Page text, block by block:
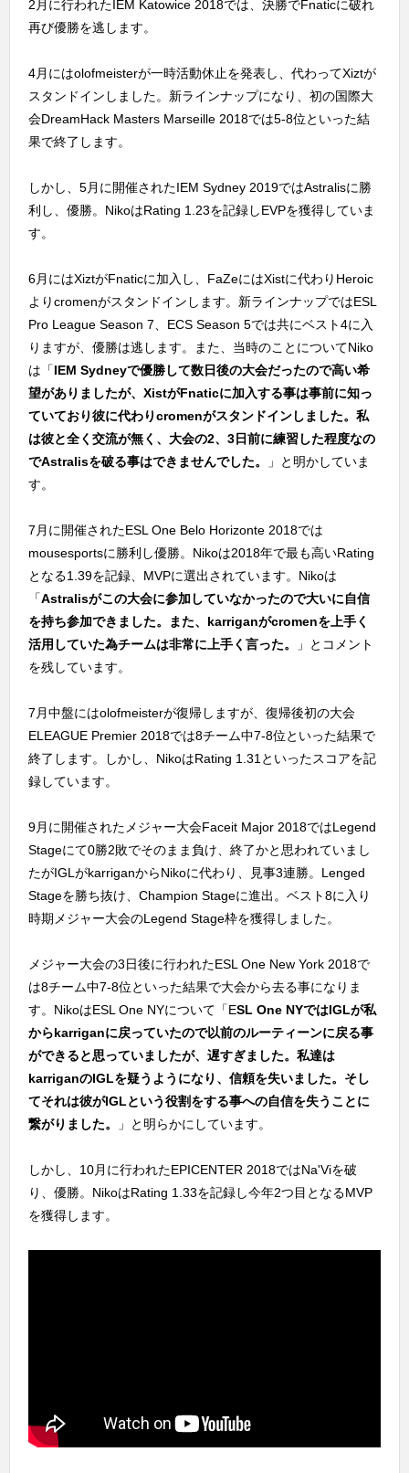
2月に行われたIEM Katowice 2018では、決勝でFnaticに破れ
再び優勝を逃します。
4月にはolofmeisterが一時活動休止を発表し、代わってXiztが
スタンドインしました。新ラインナップになり、初の国際大
会DreamHack Masters Marseille 2018では5-8位といった結
果で終了します。
しかし、5月に開催されたIEM Sydney 2019ではAstralisに勝
利し、優勝。NikoはRating 1.23を記録しEVPを獲得していま
す。
6月にはXiztがFnaticに加入し、FaZeにはXistに代わりHeroic
よりcromenがスタンドインします。新ラインナップではESL
Pro League Season 7、ECS Season 5では共にベスト4に入
りますが、優勝は逃します。また、当時のことについてNiko
は「IEM Sydneyで優勝して数日後の大会だったので高い希
望がありましたが、XistがFnaticに加入する事は事前に知っ
ていており彼に代わりcromenがスタンドインしました。私
は彼と全く交流が無く、大会の2、3日前に練習した程度なの
でAstralisを破る事はできませんでした。
」と明かしていま
す。
7月に開催されたESL One Belo Horizonte 2018では
mousesportsに勝利し優勝。Nikoは2018年で最も高いRating
となる1.39を記録、MVPに選出されています。Nikoは
「Astralisがこの大会に参加していなかったので大いに自信
を持ち参加できました。また、karriganがcromenを上手く
活用していた為チームは非常に上手く言った。
」とコメント
を残しています。
7月中盤にはolofmeisterが復帰しますが、復帰後初の大会
ELEAGUE Premier 2018では8チーム中7-8位といった結果で
終了します。しかし、NikoはRating 1.31といったスコアを記
録しています。
9月に開催されたメジャー大会Faceit Major 2018ではLegend
Stageにて0勝2敗でそのまま負け、終了かと思われていまし
たがIGLがkarriganからNikoに代わり、見事3連勝。Lenged
Stageを勝ち抜け、Champion Stageに進出。ベスト8に入り
時期メジャー大会のLegend Stage枠を獲得しました。
メジャー大会の3日後に行われたESL One New York 2018で
は8チーム中7-8位といった結果で大会から去る事になりま
す。NikoはESL One NYについて「ESL One NYではIGLが私
からkarriganに戻っていたので以前のルーティーンに戻る事
ができると思っていましたが、遅すぎました。私達は
karriganのIGLを疑うようになり、信頼を失いました。そし
てそれは彼がIGLという役割をする事への自信を失うことに
繋がりました。
」と明らかにしています。
しかし、10月に行われたEPICENTER 2018ではNa'Viを破
り、優勝。NikoはRating 1.33を記録し今年2つ目となるMVP
を獲得します。